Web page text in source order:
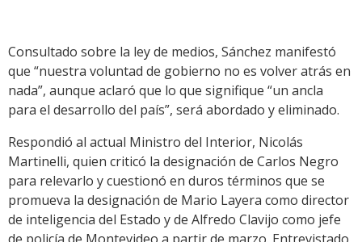
Consultado sobre la ley de medios, Sánchez manifestó
que “nuestra voluntad de gobierno no es volver atrás en
nada”, aunque aclaró que lo que signifique “un ancla
para el desarrollo del país”, será abordado y eliminado.
Respondió al actual Ministro del Interior, Nicolás
Martinelli, quien criticó la designación de Carlos Negro
para relevarlo y cuestionó en duros términos que se
promueva la designación de Mario Layera como director
de inteligencia del Estado y de Alfredo Clavijo como jefe